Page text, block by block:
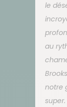
le
au
notre